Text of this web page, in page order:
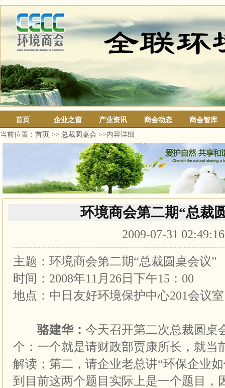
首页 企业之窗 产业资讯 商会动态
商会智库
当前位置： 首页 >> 总裁圆桌会 >>内容详细
环境商会第二期“总裁
2009-07-31
主题：环境商会第二期“总裁圆桌会议”
时间：2008年11月26日下午15：00
地点：中日友好环境保护中心201会议室
骆建华： 今天召开第二次总裁圆桌
个：一个就是请财政部贾康所长，就当
解读；第二，请企业老总讲“环保企业
到目前这两个题目实际上是一个题目，